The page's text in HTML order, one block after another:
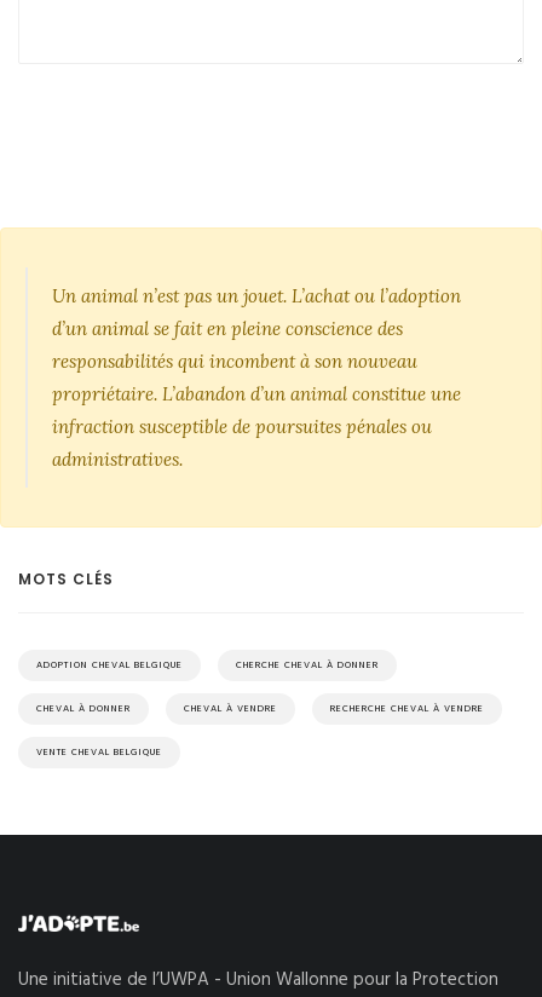
Un animal n’est pas un jouet. L’achat ou l’adoption
d’un animal se fait en pleine conscience des
responsabilités qui incombent à son nouveau
propriétaire. L’abandon d’un animal constitue une
infraction susceptible de poursuites pénales ou
administratives.
MOTS CLÉS
ADOPTION CHEVAL BELGIQUE CHERCHE CHEVAL À DONNER
CHEVAL À DONNER CHEVAL À VENDRE RECHERCHE CHEVAL À VENDRE
VENTE CHEVAL BELGIQUE
Une initiative de l’UWPA - Union Wallonne pour la Protection